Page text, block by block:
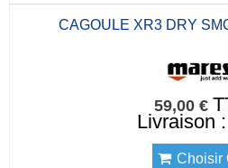
CAGOULE XR3 DRY
59,00 €
Livraison
Choisir